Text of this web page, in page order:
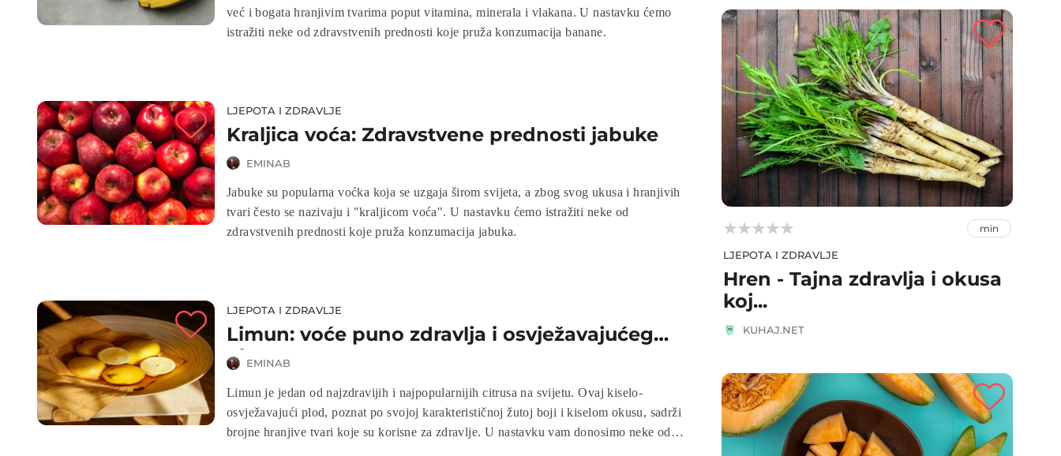
već i bogata hranjivim tvarima poput vitamina, minerala i vlakana. U nastavku ćemo
istražiti neke od zdravstvenih prednosti koje pruža konzumacija banane.
LJEPOTA I ZDRAVLJE
Kraljica voća: Zdravstvene prednosti jabuke
EMINAB
Jabuke su popularna voćka koja se uzgaja širom svijeta, a zbog svog ukusa i hranjivih
tvari često se nazivaju i "kraljicom voća". U nastavku ćemo istražiti neke od
zdravstvenih prednosti koje pruža konzumacija jabuka.
LJEPOTA I ZDRAVLJE
Limun: voće puno zdravlja i osvježavajućeg
okusa
EMINAB
Limun je jedan od najzdravijih i najpopularnijih citrusa na svijetu. Ovaj kiselo-
osvježavajući plod, poznat po svojoj karakterističnoj žutoj boji i kiselom okusu, sadrži
brojne hranjive tvari koje su korisne za zdravlje. U nastavku vam donosimo neke od


 min
LJEPOTA I ZDRAVLJE
Hren - Tajna zdravlja i okusa
koj...
KUHAJ.NET